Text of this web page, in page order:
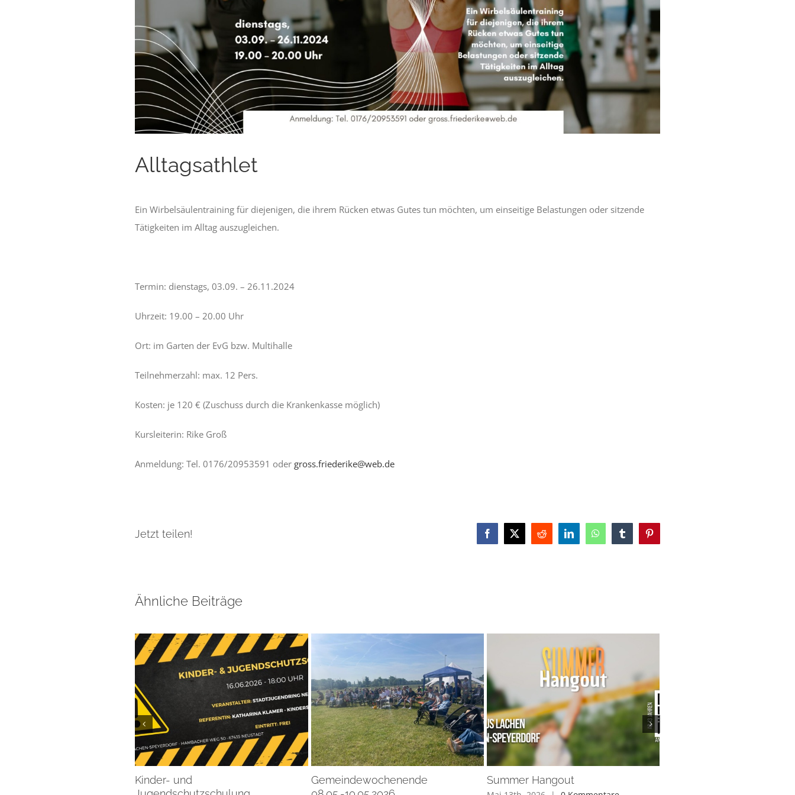
Alltagsathlet
Ein Wirbelsäulentraining für diejenigen, die ihrem Rücken etwas Gutes tun möchten, um einseitige Belastungen oder sitzende
Tätigkeiten im Alltag auszugleichen.
Termin: dienstags, 03.09. – 26.11.2024
Uhrzeit: 19.00 – 20.00 Uhr
Ort: im Garten der EvG bzw. Multihalle
Teilnehmerzahl: max. 12 Pers.
Kosten: je 120 € (Zuschuss durch die Krankenkasse möglich)
Kursleiterin: Rike Groß
Anmeldung: Tel. 0176/20953591 oder gross.friederike@web.de
Jetzt teilen! Facebook
X Reddit LinkedInWhatsAppTumblrPinterest
Ähnliche Beiträge
Kinder- und
Gemeindewochenende
Summer Hangout